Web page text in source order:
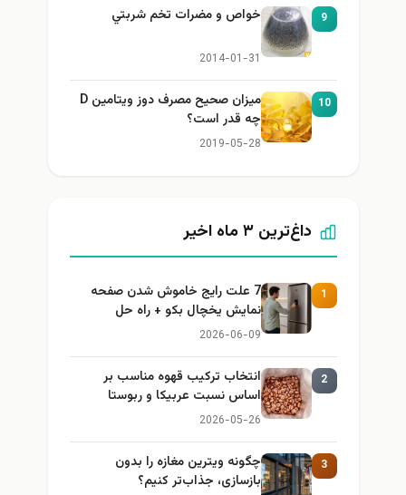
9 خواص و مضرات تخم شربتي
2014-01-31
10
میزان صحیح مصرف دوز ویتامین D
چه قدر است؟
2019-05-28
داغ‌ترین ۳ ماه اخیر
1
7 علت رایج خاموش شدن صفحه
نمایش یخچال بکو + راه حل
2026-06-09
2
انتخاب ترکیب قهوه مناسب بر
اساس نسبت عربیکا و ربوستا
2026-05-26
3
چگونه ویترین مغازه را بدون
بازسازی، جذاب‌تر کنیم؟